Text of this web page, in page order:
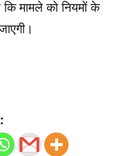
कि मामले को नियमों के